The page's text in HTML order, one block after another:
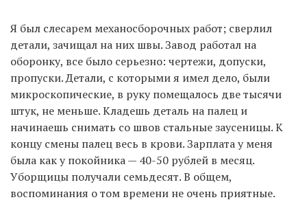
Я был слесарем механосборочных работ; сверлил
детали, зачищал на них швы. Завод работал на
оборонку, все было серьезно: чертежи, допуски,
пропуски. Детали, с которыми я имел дело, были
микроскопические, в руку помещалось две тысячи
штук, не меньше. Кладешь деталь на палец и
начинаешь снимать со швов стальные заусеницы. К
концу смены палец весь в крови. Зарплата у меня
была как у покойника — 40-50 рублей в месяц.
Уборщицы получали семьдесят. В общем,
воспоминания о том времени не очень приятные.